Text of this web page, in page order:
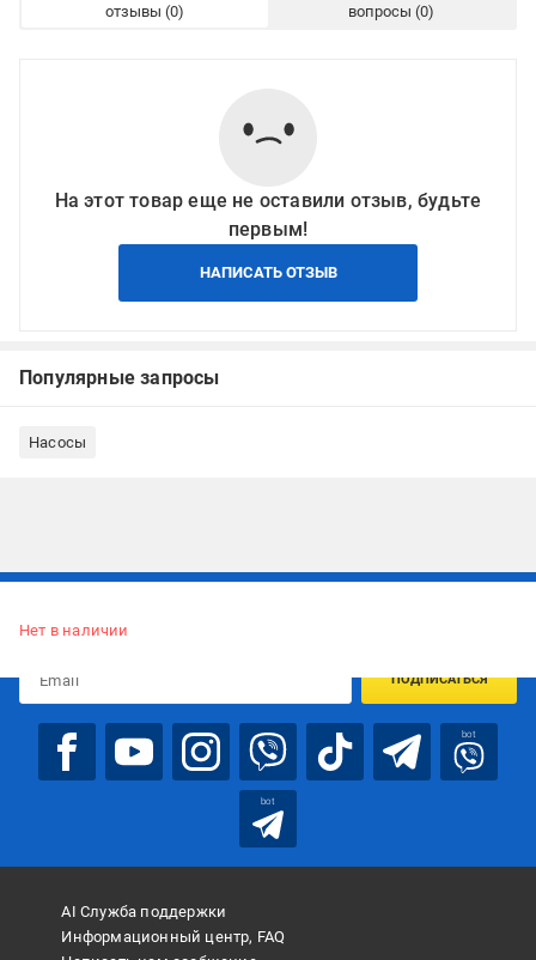
отзывы вопросы
На этот товар еще не оставили отзыв, будьте
первым!
НАПИСАТЬ ОТЗЫВ
Популярные запросы
Насосы
Нет в наличии
ПОДПИСАТЬСЯ
bot
bot
AI Служба поддержки
Информационный центр, FAQ